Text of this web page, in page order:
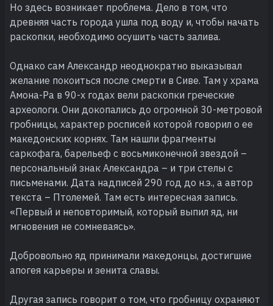
Но здесь возникает проблема. Дело в том, что
древняя часть города ушла под воду и, чтобы начать
раскопки, необходимо осушить часть залива.
Однако сам Александр неоднократно выказывал
желание покоиться после смерти в Сиве. Там у храма
Амона-Ра в 90-х годах вели раскопки греческие
археологи. Они докопались до огромной 30-метровой
гробницы, характер росписей которой говорил о ее
македонских корнях. Там нашли фрагменты
саркофага, барельеф с восьмиконечной звездой –
персональный знак Александра – и три стелы с
письменами. Дата надписей 290 год до н.э., а автор
текста – Птолемей. Там есть интересная запись.
«Первый и неповторимый, который выпил яд, ни
мгновения не сомневаясь».
Добровольно яд принимали македонцы, достигшие
апогея карьеры и зенита славы.
Другая запись говорит о том, что гробницу охраняют